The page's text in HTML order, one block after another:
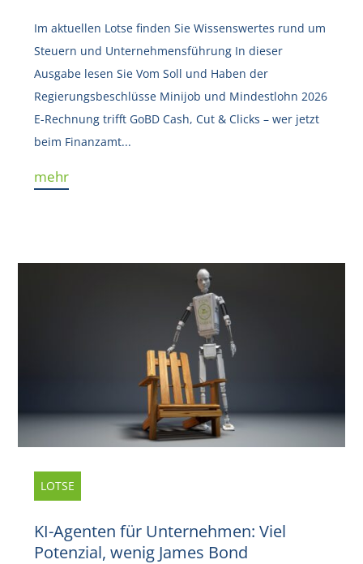
Im aktuellen Lotse finden Sie Wissenswertes rund um
Steuern und Unternehmensführung In dieser
Ausgabe lesen Sie Vom Soll und Haben der
Regierungsbeschlüsse Minijob und Mindestlohn 2026
E-Rechnung trifft GoBD Cash, Cut & Clicks – wer jetzt
beim Finanzamt...
mehr
LOTSE
KI-Agenten für Unternehmen: Viel
Potenzial, wenig James Bond